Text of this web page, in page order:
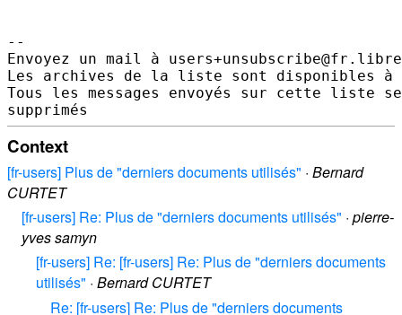
--
Envoyez un mail à
Les archives de la liste sont disponibles à
Tous les messages envoyés sur cette liste
Context
[fr-users] Plus de "derniers documents utilisés" · Bernard
CURTET
[fr-users] Re: Plus de "derniers documents utilisés" · pierre-
yves samyn
[fr-users] Re: [fr-users] Re: Plus de "derniers documents
utilisés" · Bernard CURTET
Re: [fr-users] Re: Plus de "derniers documents